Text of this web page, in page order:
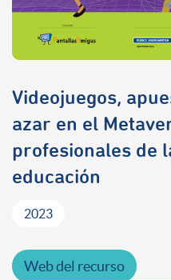
Videojuegos,
azar en el
profesionales de
educación
2023
Web del recurso